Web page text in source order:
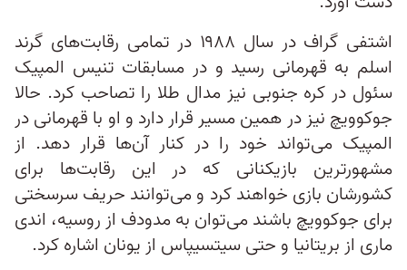
اشتفی گراف در سال ۱۹۸۸ در تمامی رقابت‌های گرند
اسلم به قهرمانی رسید و در مسابقات تنیس المپیک
سئول در کره جنوبی نیز مدال طلا را تصاحب کرد. حالا
جوکوویچ نیز در همین مسیر قرار دارد و او با قهرمانی در
المپیک می‌تواند خود را در کنار آن‌ها قرار دهد. از
مشهورترین بازیکنانی که در این رقابت‌ها برای
کشورشان بازی خواهند کرد و می‌توانند حریف سرسختی
برای جوکوویچ باشند می‌توان به مدودف از روسیه، اندی
ماری از بریتانیا و حتی سیتسیپاس از یونان اشاره کرد.